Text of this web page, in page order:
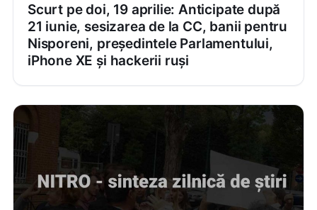
Scurt pe doi, 19 aprilie: Anticipate după
21 iunie, sesizarea de la CC, banii pentru
Nisporeni, președintele Parlamentului,
iPhone XE și hackerii ruși